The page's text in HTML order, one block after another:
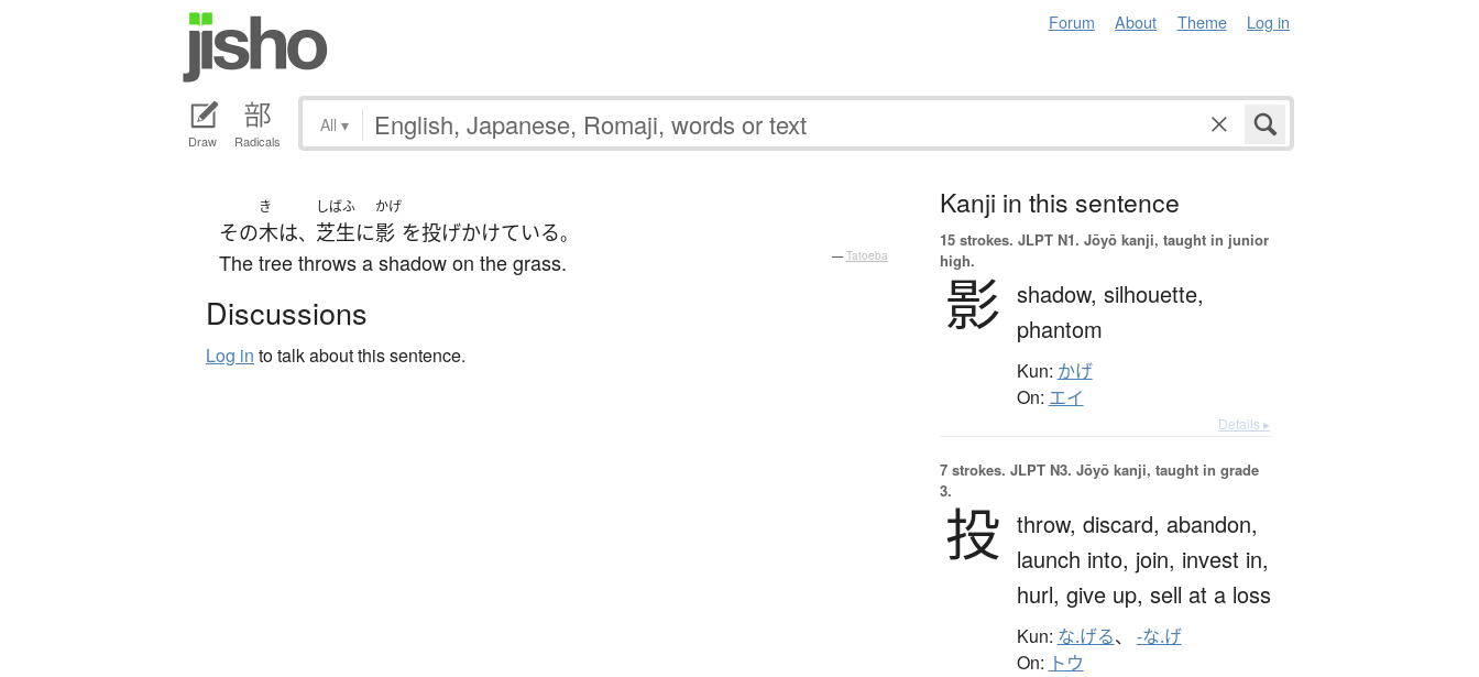
Forum About Theme Log in
Draw Radicals
All ▾
その
き
木は、
しばふ
芝生に
かげ
影 を投げかけている。
The tree throws a shadow on the grass. — Tatoeba
Discussions
Log in to talk about this sentence.
Kanji in this sentence
15 strokes. JLPT N1. Jōyō kanji, taught in junior
high.
影 shadow, silhouette,
phantom
Kun: かげ
On: エイ
Details ▸
7 strokes. JLPT N3. Jōyō kanji, taught in grade
3.
投 throw, discard, abandon,
launch into, join, invest in,
hurl, give up, sell at a loss
Kun: な.げる、 -な.げ
On: トウ